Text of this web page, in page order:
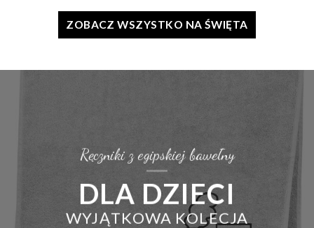
ZOBACZ WSZYSTKO NA ŚWIĘTA
Ręczniki z egipskiej bawełny
DLA DZIECI
WYJĄTKOWA KOLECJA